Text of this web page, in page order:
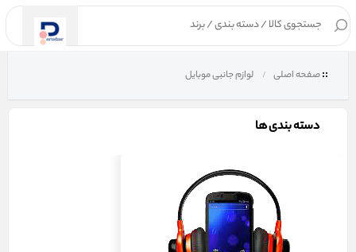
صفحه اصلی لوازم جانبی موبایل
دسته بندی ها